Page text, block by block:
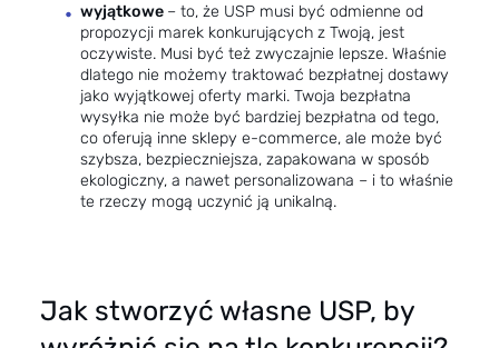
wyjątkowe – to, że USP musi być odmienne od
propozycji marek konkurujących z Twoją, jest
oczywiste. Musi być też zwyczajnie lepsze. Właśnie
dlatego nie możemy traktować bezpłatnej dostawy
jako wyjątkowej oferty marki. Twoja bezpłatna
wysyłka nie może być bardziej bezpłatna od tego,
co oferują inne sklepy e-commerce, ale może być
szybsza, bezpieczniejsza, zapakowana w sposób
ekologiczny, a nawet personalizowana – i to właśnie
te rzeczy mogą uczynić ją unikalną.
Jak stworzyć własne USP, by